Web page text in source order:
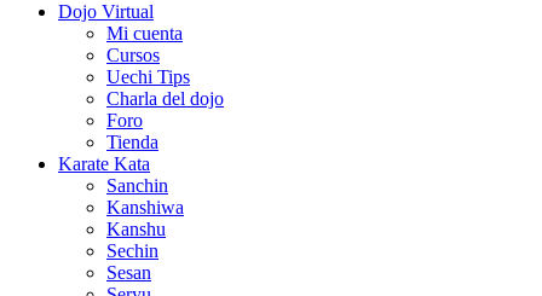
Dojo Virtual
Mi cuenta
Cursos
Uechi Tips
Charla del dojo
Foro
Tienda
Karate Kata
Sanchin
Kanshiwa
Kanshu
Sechin
Sesan